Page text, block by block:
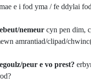
e i fod yma / fe ddylai
nemeur cyn pen dim,
amrantiad/clipad/
peur e vo prest?